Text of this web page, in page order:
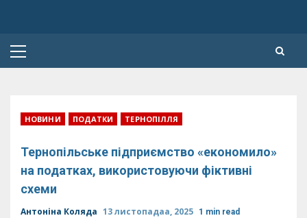
Primary
НОВИНИ ПОДАТКИ ТЕРНОПІЛЛЯ
Тернопільське підприємство «економило»
на податках, використовуючи фіктивні
схеми
Антоніна Коляда 13 листопадаа, 2025 1 min read